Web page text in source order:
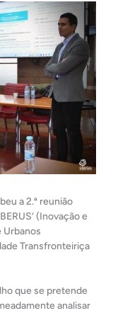
a 2.ª reunião
(Inovação e
Urbanos
Transfronteiriça
que se pretende
analisar